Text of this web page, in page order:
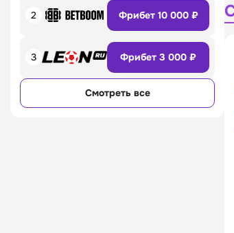
2 Фрибет 10 000 ₽
3 Фрибет 3 000 ₽
Смотреть все